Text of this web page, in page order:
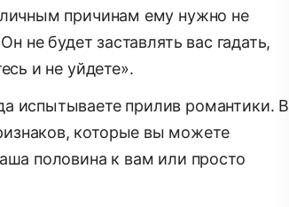
причинам ему нужно не
не будет заставлять вас гадать,
и не уйдете».
испытываете прилив романтики. В
которые вы можете
половина к вам или просто